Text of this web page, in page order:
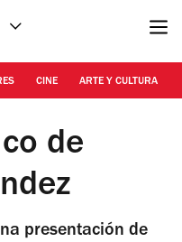
CINE ARTE Y CULTURA
de
presentación de